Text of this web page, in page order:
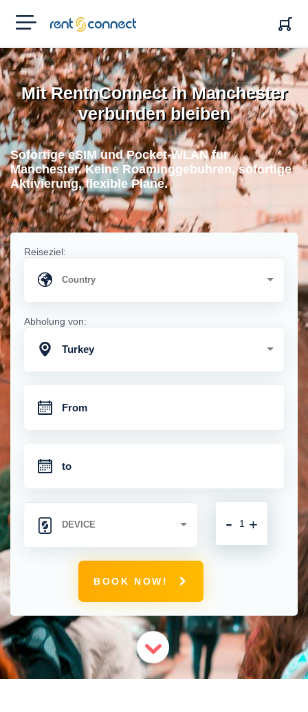
RENT'N
CONNECT
Mit RentnConnect in Manchester
verbunden bleiben
Sofortige eSIM und Pocket-WLAN fur
Manchester. Keine Roaminggebuhren, sofortige
Aktivierung, flexible Plane.
Reiseziel:
Abholung von:
Turkey
+
-
BOOK NOW!